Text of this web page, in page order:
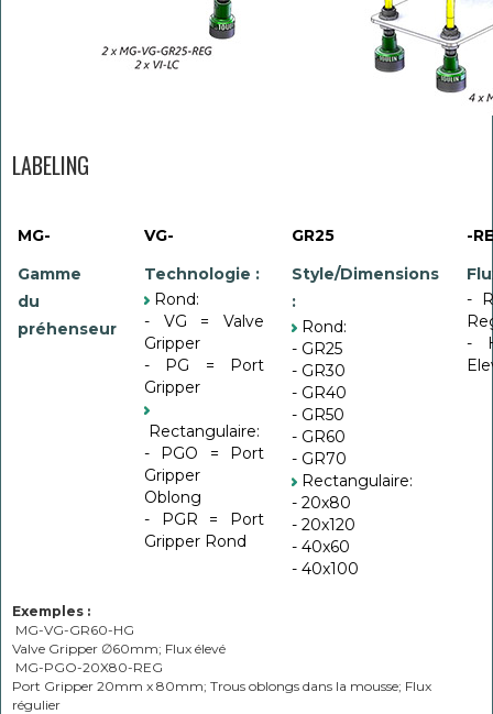
LABELING
MG- VG- GR25
-
Gamme
du
préhenseur
Technologie :
Rond:
- VG = Valve
Gripper
- PG = Port
Gripper
Rectangulaire:
- PGO = Port
Gripper
Oblong
- PGR = Port
Gripper Rond
Style/Dimensions
:
Rond:
- GR25
- GR30
- GR40
- GR50
- GR60
- GR70
Rectangulaire:
- 20x80
- 20x120
- 40x60
- 40x100
-
-
Exemples :
MG-VG-GR60-HG
Valve Gripper ∅60mm; Flux élevé
MG-PGO-20X80-REG
Port Gripper 20mm x 80mm; Trous oblongs dans la mousse; Flux
régulier